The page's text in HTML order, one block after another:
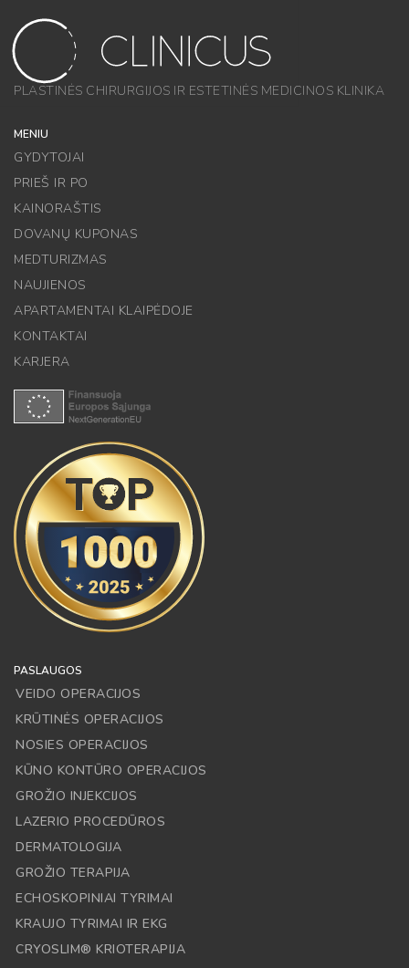
PLASTINĖS CHIRURGIJOS IR ESTETINĖS MEDICINOS KLINIKA
MENIU
GYDYTOJAI
PRIEŠ IR PO
KAINORAŠTIS
DOVANŲ KUPONAS
MEDTURIZMAS
NAUJIENOS
APARTAMENTAI KLAIPĖDOJE
KONTAKTAI
KARJERA
PASLAUGOS
VEIDO OPERACIJOS
KRŪTINĖS OPERACIJOS
NOSIES OPERACIJOS
KŪNO KONTŪRO OPERACIJOS
GROŽIO INJEKCIJOS
LAZERIO PROCEDŪROS
DERMATOLOGIJA
GROŽIO TERAPIJA
ECHOSKOPINIAI TYRIMAI
KRAUJO TYRIMAI IR EKG
CRYOSLIM® KRIOTERAPIJA